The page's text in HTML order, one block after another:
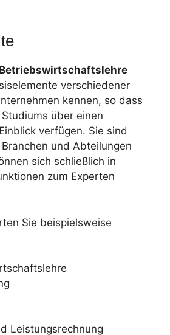
verschiedener
kennen, so dass
über einen
verfügen. Sie sind
und Abteilungen
sich schließlich in
zum Experten
Sie beispielsweise
Leistungsrechnung